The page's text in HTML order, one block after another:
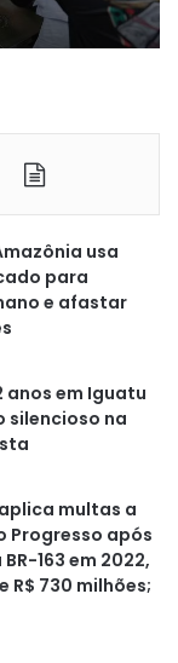
usa
para
e afastar
anos em Iguatu
silencioso na
multas a
Progresso após
163 em 2022,
730 milhões;